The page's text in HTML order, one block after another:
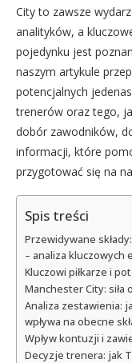
City to zawsze
analityków, a
pojedynku jest
naszym artykule
potencjalnych
trenerów oraz tego,
dobór zawodników,
informacji, które
przygotować się na
Spis treści
Przewidywane
– analiza kluczowych
Kluczowi piłkarze i
Manchester City: siła
Analiza zestawienia:
wpływa na obecne
Wpływ kontuzji i
Decyzje trenera: jak